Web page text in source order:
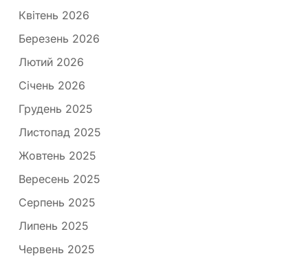
Квітень 2026
Березень 2026
Лютий 2026
Січень 2026
Грудень 2025
Листопад 2025
Жовтень 2025
Вересень 2025
Серпень 2025
Липень 2025
Червень 2025